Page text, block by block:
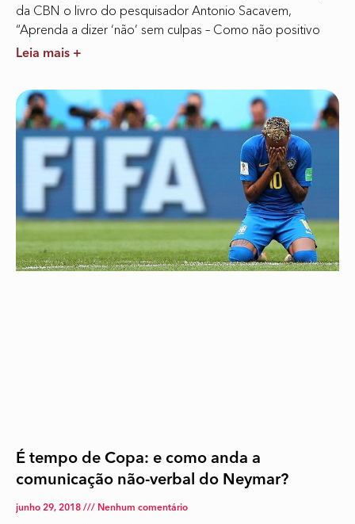
da CBN o livro do pesquisador Antonio Sacavem,
“Aprenda a dizer ‘não’ sem culpas – Como não positivo
Leia mais +
É tempo de Copa: e como anda a
comunicação não-verbal do Neymar?
junho 29, 2018 Nenhum comentário